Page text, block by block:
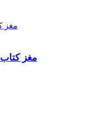
مغز کتاب 41| پژوهش‌های فلسفی | حضوری